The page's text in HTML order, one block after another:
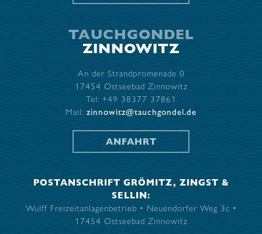
TAUCHGONDEL
ZINNOWITZ
An der Strandpromenade 0
17454 Ostseebad Zinnowitz
Tel: +49 38377 37861
Mail: zinnowitz@tauchgondel.de
ANFAHRT
POSTANSCHRIFT GRÖMITZ, ZINGST &
SELLIN:
Wulff Freizeitanlagenbetrieb • Neuendorfer Weg 3c •
17454 Ostseebad Zinnowitz